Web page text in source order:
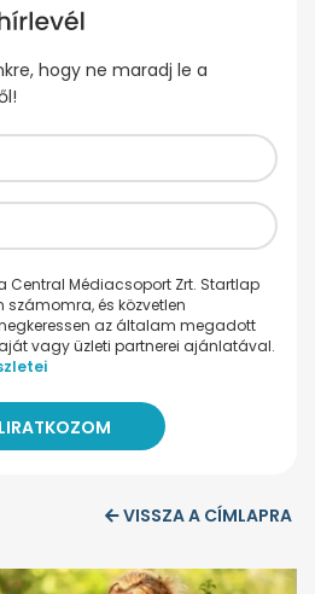
hogy ne maradj le a
Central Médiacsoport Zrt. Startlap
számomra, és közvetlen
az általam megadott
vagy üzleti partnerei ajánlatával.
VISSZA A CÍMLAPRA